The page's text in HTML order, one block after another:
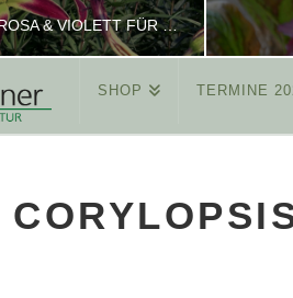
TAGLILIEN NEU ENTDECKT: ROSA & VIOLETT FÜR ROMANTISCHE PFLANZKOMBINATIONEN
2025
SHOP TERMINE